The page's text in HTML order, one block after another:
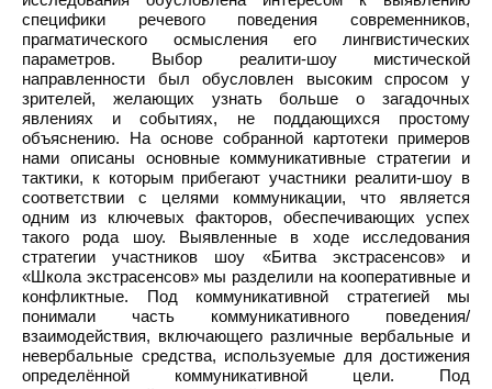
специфики речевого поведения современников,
прагматического осмысления его лингвистических
параметров. Выбор реалити-шоу мистической
направленности был обусловлен высоким спросом у
зрителей, желающих узнать больше о загадочных
явлениях и событиях, не поддающихся простому
объяснению. На основе собранной картотеки примеров
нами описаны основные коммуникативные стратегии и
тактики, к которым прибегают участники реалити-шоу в
соответствии с целями коммуникации, что является
одним из ключевых факторов, обеспечивающих успех
такого рода шоу. Выявленные в ходе исследования
стратегии участников шоу «Битва экстрасенсов» и
«Школа экстрасенсов» мы разделили на кооперативные и
конфликтные. Под коммуникативной стратегией мы
понимали часть коммуникативного поведения/
взаимодействия, включающего различные вербальные и
невербальные средства, используемые для достижения
определённой коммуникативной цели. Под